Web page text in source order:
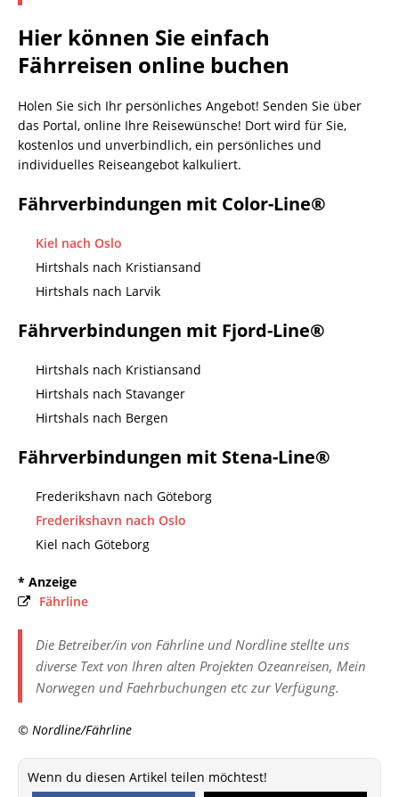
Hier können Sie einfach
Fährreisen online buchen
Holen Sie sich Ihr persönliches Angebot! Senden Sie über
das Portal, online Ihre Reisewünsche! Dort wird für Sie,
kostenlos und unverbindlich, ein persönliches und
individuelles Reiseangebot kalkuliert.
Fährverbindungen mit Color-Line®
Kiel nach Oslo
Hirtshals nach Kristiansand
Hirtshals nach Larvik
Fährverbindungen mit Fjord-Line®
Hirtshals nach Kristiansand
Hirtshals nach Stavanger
Hirtshals nach Bergen
Fährverbindungen mit Stena-Line®
Frederikshavn nach Göteborg
Frederikshavn nach Oslo
Kiel nach Göteborg
* Anzeige
Fährline
Die Betreiber/in von Fährline und Nordline stellte uns
diverse Text von Ihren alten Projekten Ozeanreisen, Mein
Norwegen und Faehrbuchungen etc zur Verfügung.
© Nordline/Fährline
Wenn du diesen Artikel teilen möchtest!